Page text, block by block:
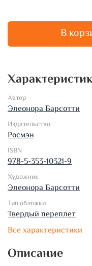
В
Автор
Элеонора Барсотти
Издательство
Росмэн
ISBN
978-5-353-10321-9
Художник
Элеонора Барсотти
Тип обложки
Твердый переплет
Все характеристики
Описание